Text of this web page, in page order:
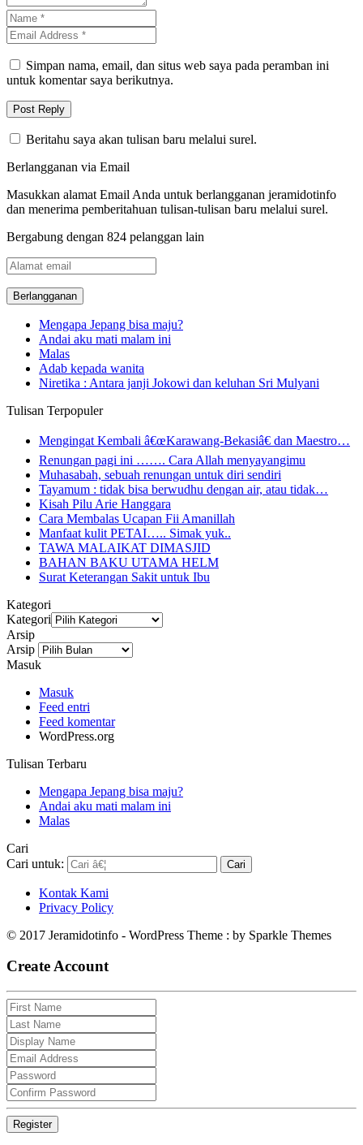
Simpan nama, email, dan situs web saya pada peramban ini
untuk komentar saya berikutnya.
Beritahu saya akan tulisan baru melalui surel.
Berlangganan via Email
Masukkan alamat Email Anda untuk berlangganan jeramidotinfo
dan menerima pemberitahuan tulisan-tulisan baru melalui surel.
Bergabung dengan 824 pelanggan lain
Alamat
email
Mengapa Jepang bisa maju?
Andai aku mati malam ini
Malas
Adab kepada wanita
Niretika : Antara janji Jokowi dan keluhan Sri Mulyani
Tulisan Terpopuler
Mengingat Kembali â€œKarawang-Bekasiâ€ dan Maestro…
Renungan pagi ini ……. Cara Allah menyayangimu
Muhasabah, sebuah renungan untuk diri sendiri
Tayamum : tidak bisa berwudhu dengan air, atau tidak…
Kisah Pilu Arie Hanggara
Cara Membalas Ucapan Fii Amanillah
Manfaat kulit PETAI….. Simak yuk..
TAWA MALAIKAT DIMASJID
BAHAN BAKU UTAMA HELM
Surat Keterangan Sakit untuk Ibu
Kategori
Kategori
Arsip
Arsip
Masuk
Masuk
Feed entri
Feed komentar
WordPress.org
Tulisan Terbaru
Mengapa Jepang bisa maju?
Andai aku mati malam ini
Malas
Cari
Cari untuk:
Kontak Kami
Privacy Policy
© 2017 Jeramidotinfo - WordPress Theme : by Sparkle Themes
Create Account